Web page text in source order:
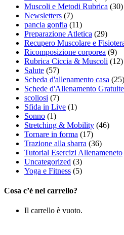
Muscoli e Metodi Rubrica (30)
Newsletters (7)
pancia gonfia (11)
Preparazione Atletica (29)
Recupero Muscolare e
Ricomposizione corporea (9)
Rubrica Ciccia & Muscoli (12)
Salute (57)
Scheda d'allenamento casa (25)
Schede d'Allenamento Gratuite
scoliosi (7)
Sfida in Live (1)
Sonno (1)
Stretching & Mobility (46)
Tornare in forma (17)
Trazione alla sbarra (36)
Tutorial Esercizi Allenameneto
Uncategorized (3)
Yoga e Fitness (5)
Cosa c’è nel carrello?
Il carrello è vuoto.